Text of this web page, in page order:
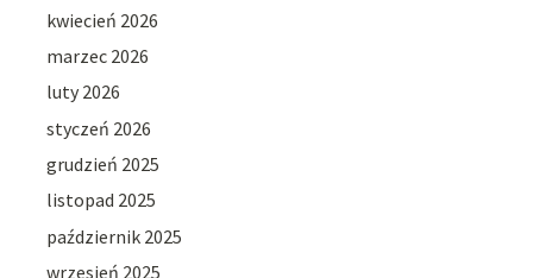
kwiecień 2026
marzec 2026
luty 2026
styczeń 2026
grudzień 2025
listopad 2025
październik 2025
wrzesień 2025